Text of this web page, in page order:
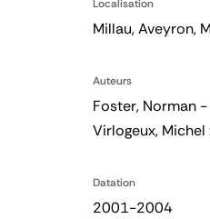
Localisation
Millau, Aveyron,
Auteurs
Foster, Norman
Virlogeux, Michel
Datation
2001-2004